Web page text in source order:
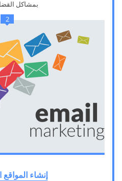
بمشاكل
2
إنشاء المواقع